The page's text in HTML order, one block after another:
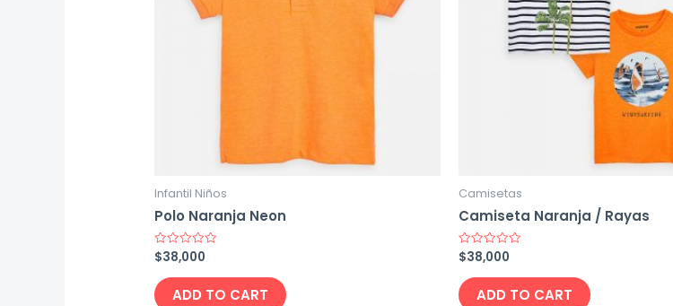
Infantil Niños
Polo Naranja Neon
Rated
0
out
of
5
$38,000
ADD TO CART
Camisetas
Camiseta Naranja / Rayas
Rated
0
out
of
5
$38,000
ADD TO CART